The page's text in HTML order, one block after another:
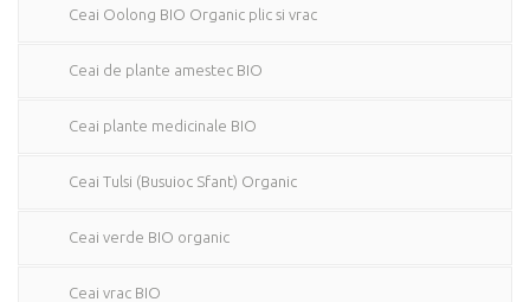
Ceai Oolong BIO Organic plic si vrac
Ceai de plante amestec BIO
Ceai plante medicinale BIO
Ceai Tulsi (Busuioc Sfant) Organic
Ceai verde BIO organic
Ceai vrac BIO